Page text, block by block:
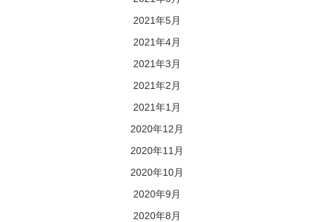
2021年5月
2021年4月
2021年3月
2021年2月
2021年1月
2020年12月
2020年11月
2020年10月
2020年9月
2020年8月